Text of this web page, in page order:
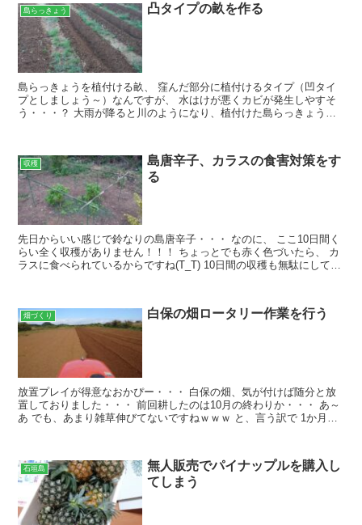
島らっきょう 凸タイプの畝を作る
島らっきょうを植付ける畝、 窪んだ部分に植付けるタイプ（凹タイ
プとしましょう～）なんですが、 水はけが悪くカビが発生しやすそ
う・・・？ 大雨が降ると川のようになり、植付けた島らっきょうが
収穫
島唐辛子、カラスの食害対策をす
る
先日からいい感じで鈴なりの島唐辛子・・・ なのに、 ここ10日間く
らい全く収穫がありません！！！ ちょっとでも赤く色づいたら、 カ
ラスに食べられているからですね(T_T) 10日間の収穫も無駄にして、
畑づくり 白保の畑ロータリー作業を行う
放置プレイが得意なおかぴー・・・ 白保の畑、気が付けば随分と放
置しておりました・・・ 前回耕したのは10月の終わりか・・・ あ～
あ でも、あまり雑草伸びてないですねｗｗｗ と、言う訳で 1か月以
石垣島
無人販売でパイナップルを購入し
てしまう